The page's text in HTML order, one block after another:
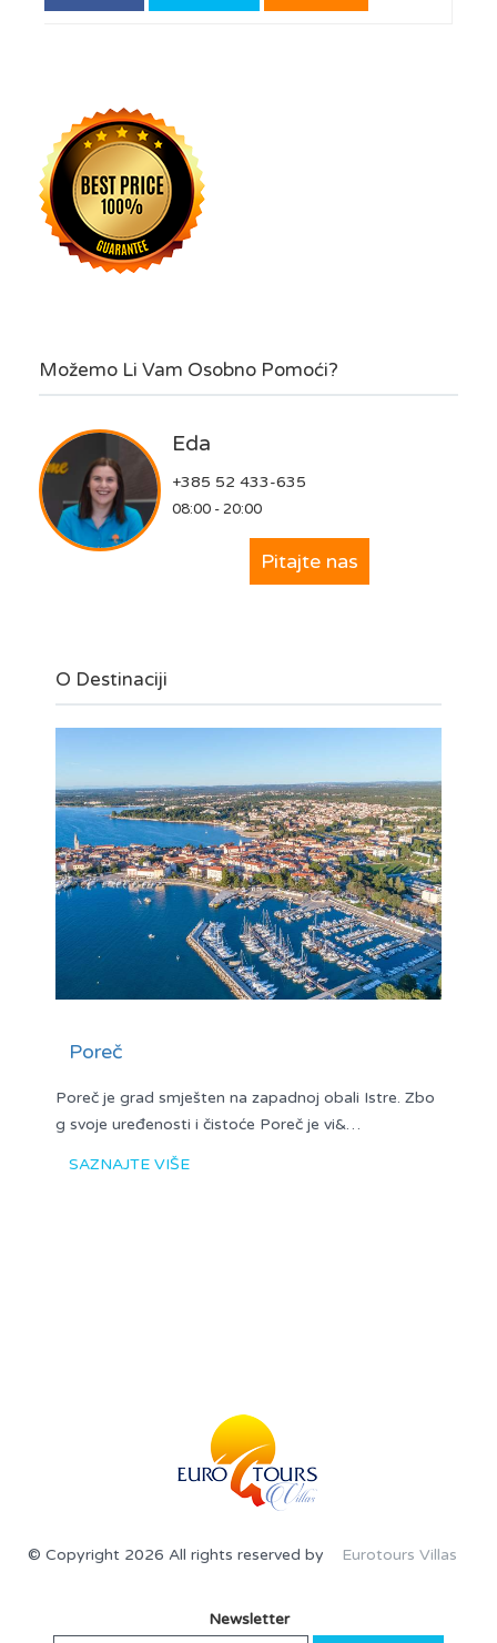
Možemo Li Vam Osobno Pomoći?
Eda
+385 52 433-635
08:00 - 20:00
Pitajte nas
O Destinaciji
Poreč
Poreč je grad smješten na zapadnoj obali Istre. Zbo
g svoje uređenosti i čistoće Poreč je vi&…
SAZNAJTE VIŠE
© Copyright 2026 All rights reserved by Eurotours Villas
Newsletter